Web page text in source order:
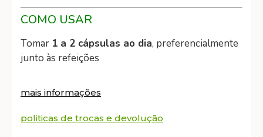
COMO USAR
Tomar 1 a 2 cápsulas ao dia, preferencialmente
junto às refeições
mais informações
politicas de trocas e devolução